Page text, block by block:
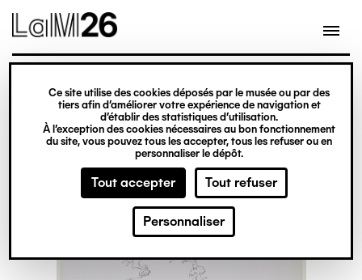
Gestion des cookies
Ce site utilise des cookies déposés par le musée ou par des
tiers afin d’améliorer votre expérience de navigation et
d’établir des statistiques d’utilisation.
À l’exception des cookies nécessaires au bon fonctionnement
du site, vous pouvez tous les accepter, tous les refuser ou en
personnaliser le dépôt.
Tout accepter Tout refuser
Personnaliser
contenu